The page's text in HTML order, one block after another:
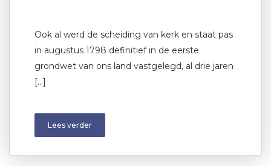
Ook al werd de scheiding van kerk en staat pas
in augustus 1798 definitief in de eerste
grondwet van ons land vastgelegd, al drie jaren
[…]
Lees verder